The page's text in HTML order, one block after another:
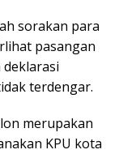
sorakan para
pasangan
terdengar.
merupakan
KPU kota